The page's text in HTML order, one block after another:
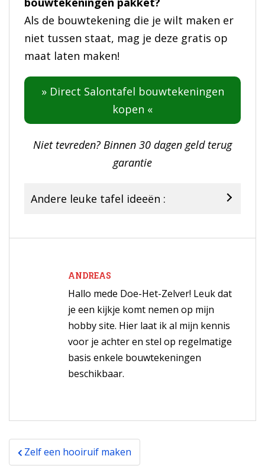
Als de bouwtekening die je wilt maken er
niet tussen staat, mag je deze gratis op
maat laten maken!
» Direct Salontafel bouwtekeningen
kopen «
Niet tevreden? Binnen 30 dagen geld terug
garantie
Andere leuke tafel ideeën :
ANDREAS
Hallo mede Doe-Het-Zelver! Leuk dat
je een kijkje komt nemen op mijn
hobby site. Hier laat ik al mijn kennis
voor je achter en stel op regelmatige
basis enkele bouwtekeningen
beschikbaar.
Bericht
navigatie
Zelf een hooiruif maken